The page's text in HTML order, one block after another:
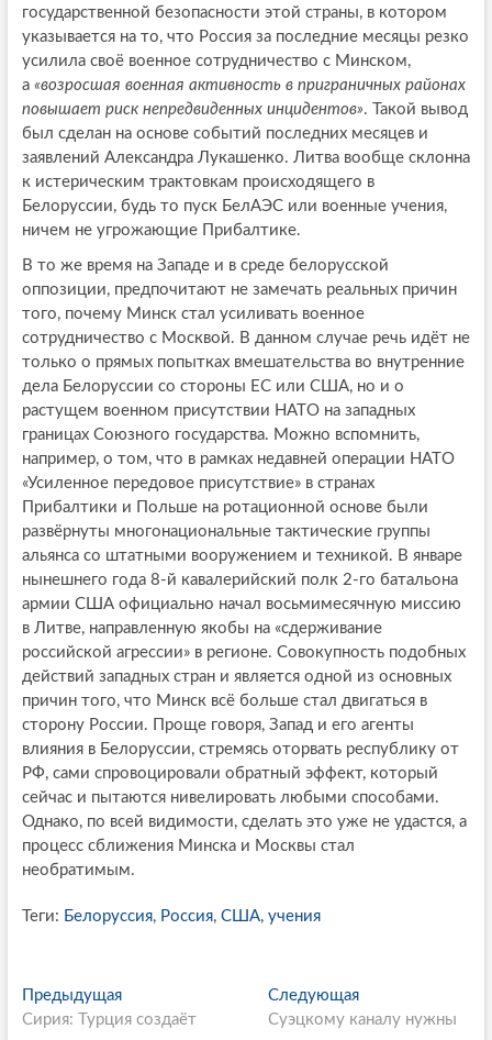
государственной безопасности этой страны, в котором
указывается на то, что Россия за последние месяцы резко
усилила своё военное сотрудничество с Минском,
а «возросшая военная активность в приграничных районах
повышает риск непредвиденных инцидентов». Такой вывод
был сделан на основе событий последних месяцев и
заявлений Александра Лукашенко. Литва вообще склонна
к истерическим трактовкам происходящего в
Белоруссии, будь то пуск БелАЭС или военные учения,
ничем не угрожающие Прибалтике.
В то же время на Западе и в среде белорусской
оппозиции, предпочитают не замечать реальных причин
того, почему Минск стал усиливать военное
сотрудничество с Москвой. В данном случае речь идёт не
только о прямых попытках вмешательства во внутренние
дела Белоруссии со стороны ЕС или США, но и о
растущем военном присутствии НАТО на западных
границах Союзного государства. Можно вспомнить,
например, о том, что в рамках недавней операции НАТО
«Усиленное передовое присутствие» в странах
Прибалтики и Польше на ротационной основе были
развёрнуты многонациональные тактические группы
альянса со штатными вооружением и техникой. В январе
нынешнего года 8-й кавалерийский полк 2-го батальона
армии США официально начал восьмимесячную миссию
в Литве, направленную якобы на «сдерживание
российской агрессии» в регионе. Совокупность подобных
действий западных стран и является одной из основных
причин того, что Минск всё больше стал двигаться в
сторону России. Проще говоря, Запад и его агенты
влияния в Белоруссии, стремясь оторвать республику от
РФ, сами спровоцировали обратный эффект, который
сейчас и пытаются нивелировать любыми способами.
Однако, по всей видимости, сделать это уже не удастся, а
процесс сближения Минска и Москвы стал
необратимым.
Теги: Белоруссия, Россия, США, учения
PПредыдущаяП
р
Сирия: Турция создаёт
Следующая
л
Суэцкому каналу нужны